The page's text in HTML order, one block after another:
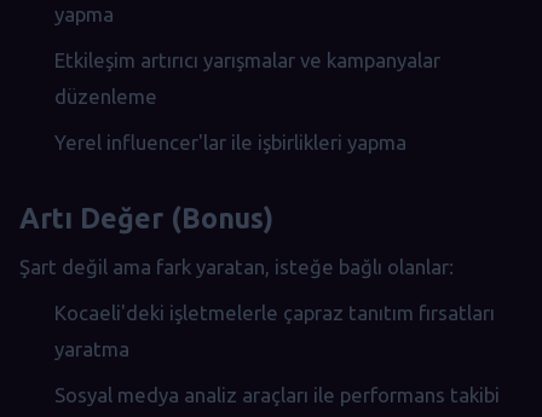
yapma
Etkileşim artırıcı yarışmalar ve kampanyalar
düzenleme
Yerel influencer'lar ile işbirlikleri yapma
Artı Değer (Bonus)
Şart değil ama fark yaratan, isteğe bağlı olanlar:
Kocaeli'deki işletmelerle çapraz tanıtım fırsatları
yaratma
Sosyal medya analiz araçları ile performans takibi